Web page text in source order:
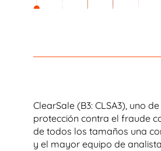
ClearSale (B3: CLSA3), uno
protección contra el fraude
de todos los tamaños una
y el mayor equipo de